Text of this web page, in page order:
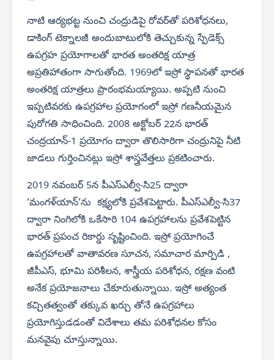
నాటి ఆర్యభట్ట నుంచి చంద్రుడిపై రోవర్‌తో పరిశోధనలు,
డాకింగ్ టెక్నాలజీ అందుబాటులోకి తెచ్చుకున్న స్పేడెక్స్
ఉపగ్రహ ప్రయోగాలతో భారత అంతరిక్ష యాత్ర
అప్రతిహాతంగా సాగుతోంది. 1969లో ఇస్రో స్థాపనతో భారత
అంతరిక్ష యాత్రలు ప్రారంభమయ్యాయి. అప్పటి నుంచి
ఇప్పటివరకు ఉపగ్రహాల ప్రయోగంలో ఇస్రో గణనీయమైన
పురోగతి సాధించింది. 2008 అక్టోబర్ 22న భారత్
చంద్రయాన్-1 ప్రయోగం ద్వారా తొలిసారిగా చంద్రునిపై నీటి
జాడలు గుర్తించినట్లు ఇస్రో శాస్త్రవేత్తలు ప్రకటించారు.
2019 నవంబర్ 5న పీఎస్‌ఎల్వీ-సి25 ద్వారా
‘మంగళ్‌యాన్’ను కక్ష్యలోకి ప్రవేశపెట్టారు. పీఎస్‌ఎల్వీ-సి37
ద్వారా నింగిలోకి ఒకేసారి 104 ఉపగ్రహాలను ప్రవేశపెట్టిన
భారత్ ప్రపంచ రికార్డు సృష్టించింది. ఇస్రో ప్రయోగించే
ఉపగ్రహాలతో వాతావరణ సూచన, సమాచార మార్పిడి ,
జీపీఎస్, భూమి పరిశీలన, శాస్త్రీయ పరిశోధన, రక్షణ వంటి
అనేక ప్రయోజనాలు చేకూరుతున్నాయి. ఇస్రో అత్యంత
కచ్చితత్వంతో తక్కువ ఖర్చు తోనే ఉపగ్రహాలు
ప్రయోగిస్తుడడంతో విదేశాలు తమ పరిశోధనల కోసం
మనవైపు చూస్తున్నాయి.